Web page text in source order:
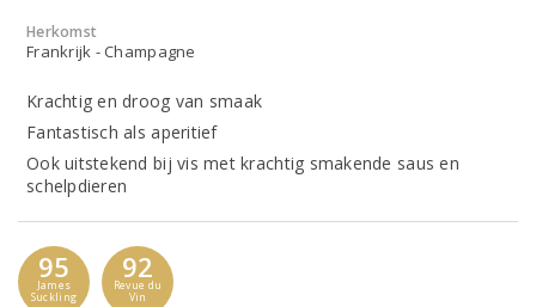
Herkomst
Frankrijk - Champagne
Krachtig en droog van smaak
Fantastisch als aperitief
Ook uitstekend bij vis met krachtig smakende saus en
schelpdieren
95
James
Suckling
92
Revue du
Vin